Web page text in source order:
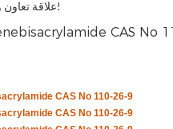
علاقة تعاون ودية طويلة الأمد معك!